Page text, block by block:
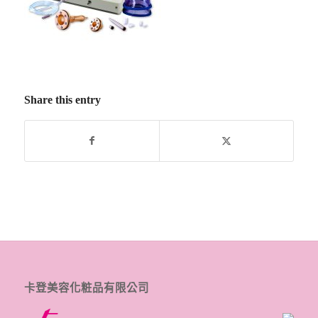
Share this entry
卡登美容化粧品有限公司